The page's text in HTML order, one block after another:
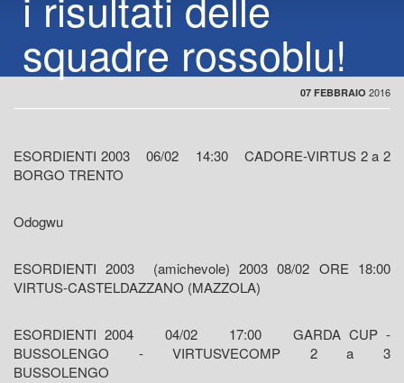
squadre rossoblu!
07 FEBBRAIO 2016
ESORDIENTI 2003 06/02 14:30 CADORE-VIRTUS 2 a 2
BORGO TRENTO
Odogwu
ESORDIENTI 2003 (amichevole) 2003 08/02 ORE 18:00
VIRTUS-CASTELDAZZANO (MAZZOLA)
ESORDIENTI 2004 04/02 17:00 GARDA CUP -
BUSSOLENGO - VIRTUSVECOMP 2 a 3
BUSSOLENGO